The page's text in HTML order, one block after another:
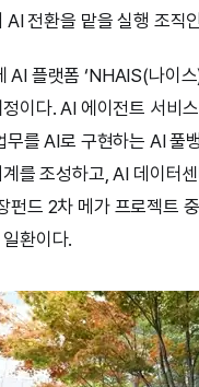
전환을 맡을 실행 조직
AI 플랫폼 ‘NHAIS(나이
이다. AI 에이전트 서비
무를 AI로 구현하는 AI 풀
를 조성하고, AI 데이터
드 2차 메가 프로젝트
환이다.